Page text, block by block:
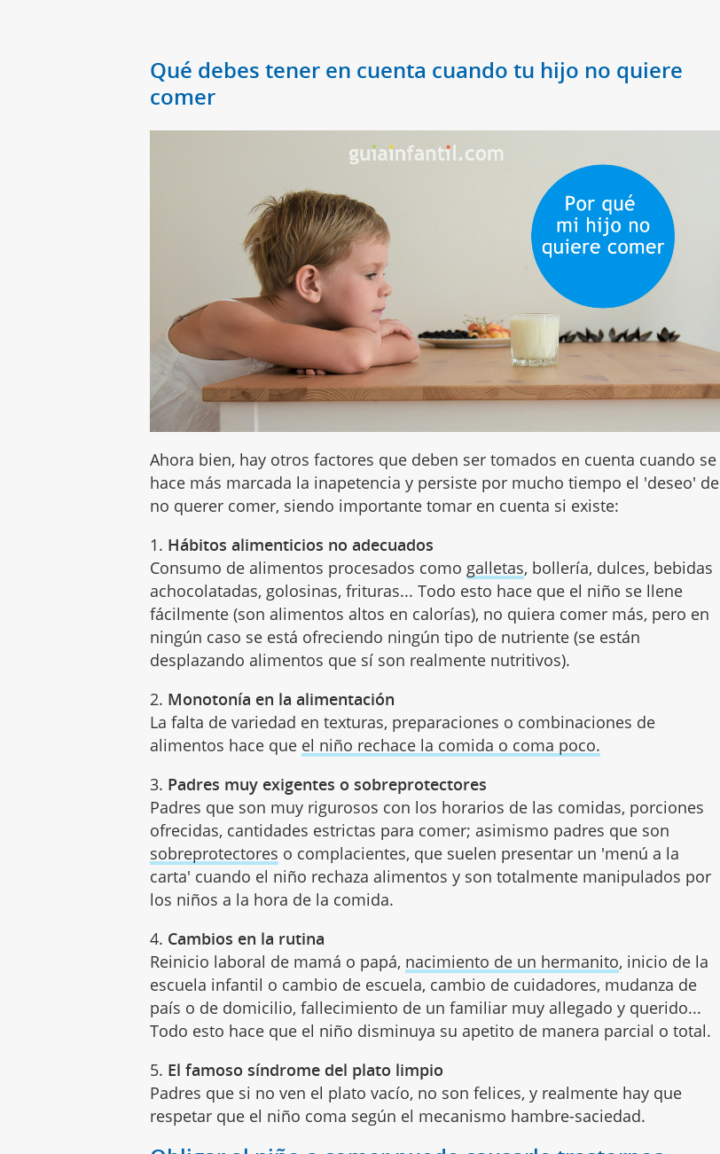
Qué debes tener en cuenta cuando tu hijo no quiere
comer
Ahora bien, hay otros factores que deben ser tomados en cuenta cuando se
hace más marcada la inapetencia y persiste por mucho tiempo el 'deseo' de
no querer comer, siendo importante tomar en cuenta si existe:
1. Hábitos alimenticios no adecuados
Consumo de alimentos procesados como galletas, bollería, dulces, bebidas
achocolatadas, golosinas, frituras... Todo esto hace que el niño se llene
fácilmente (son alimentos altos en calorías), no quiera comer más, pero en
ningún caso se está ofreciendo ningún tipo de nutriente (se están
desplazando alimentos que sí son realmente nutritivos).
2. Monotonía en la alimentación
La falta de variedad en texturas, preparaciones o combinaciones de
alimentos hace que el niño rechace la comida o coma poco.
3. Padres muy exigentes o sobreprotectores
Padres que son muy rigurosos con los horarios de las comidas, porciones
ofrecidas, cantidades estrictas para comer; asimismo padres que son
sobreprotectores o complacientes, que suelen presentar un 'menú a la
carta' cuando el niño rechaza alimentos y son totalmente manipulados por
los niños a la hora de la comida.
4. Cambios en la rutina
Reinicio laboral de mamá o papá, nacimiento de un hermanito, inicio de la
escuela infantil o cambio de escuela, cambio de cuidadores, mudanza de
país o de domicilio, fallecimiento de un familiar muy allegado y querido...
Todo esto hace que el niño disminuya su apetito de manera parcial o total.
5. El famoso síndrome del plato limpio
Padres que si no ven el plato vacío, no son felices, y realmente hay que
respetar que el niño coma según el mecanismo hambre-saciedad.